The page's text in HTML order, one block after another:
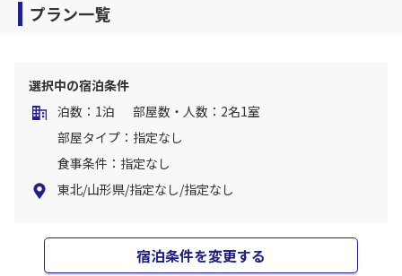
プラン一覧
選択中の宿泊条件
泊数：1泊
部屋数・人数：2名1室
部屋タイプ：指定なし
食事条件：指定なし
東北/山形県/指定なし/指定なし
宿泊条件を変更する